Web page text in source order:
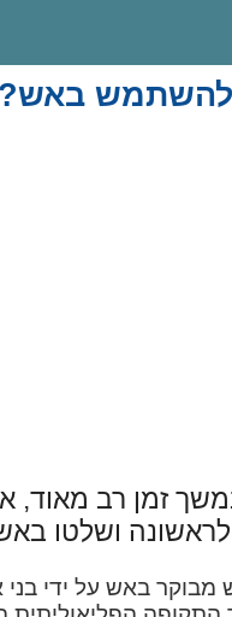
להשתמש באש?
זמן רב מאוד,
ושלטו באש
מבוקר באש על ידי